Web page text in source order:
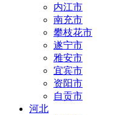
内江市
南充市
攀枝花市
遂宁市
雅安市
宜宾市
资阳市
自贡市
河北